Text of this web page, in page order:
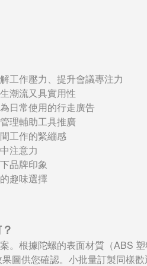
工作壓力、提升會議專注力
潮流又具實用性
日常使用的行走廣告
理輔助工具推廣
工作的緊繃感
注意力
品牌印象
趣味選擇
。根據陀螺的表面材質（ABS
供您確認。小批量訂製同樣歡